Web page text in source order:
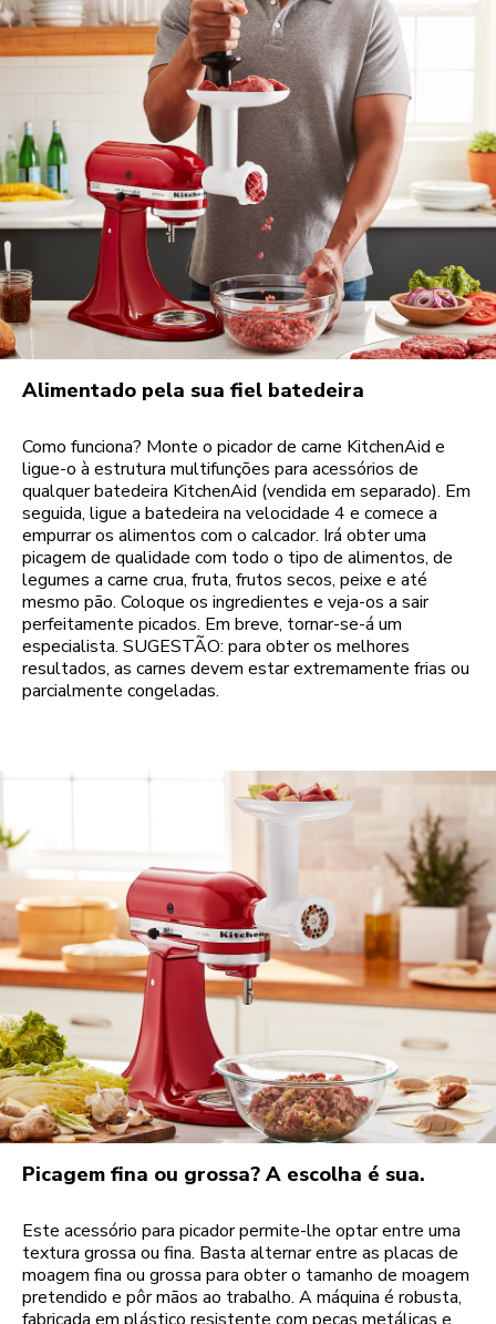
Alimentado pela sua fiel batedeira
Como funciona? Monte o picador de carne KitchenAid e
ligue-o à estrutura multifunções para acessórios de
qualquer batedeira KitchenAid (vendida em separado). Em
seguida, ligue a batedeira na velocidade 4 e comece a
empurrar os alimentos com o calcador. Irá obter uma
picagem de qualidade com todo o tipo de alimentos, de
legumes a carne crua, fruta, frutos secos, peixe e até
mesmo pão. Coloque os ingredientes e veja-os a sair
perfeitamente picados. Em breve, tornar-se-á um
especialista. SUGESTÃO: para obter os melhores
resultados, as carnes devem estar extremamente frias ou
parcialmente congeladas.
Picagem fina ou grossa? A escolha é sua.
Este acessório para picador permite-lhe optar entre uma
textura grossa ou fina. Basta alternar entre as placas de
moagem fina ou grossa para obter o tamanho de moagem
pretendido e pôr mãos ao trabalho. A máquina é robusta,